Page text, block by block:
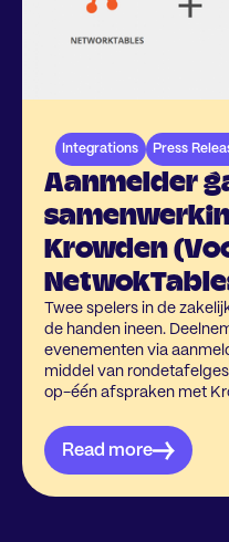
Aanmelder
Krowden
Twee spelers in de
de handen ineen.
evenementen via
middel van
op-één afspraken met
wat hen samenbrengt.
Integrations Press
Read more